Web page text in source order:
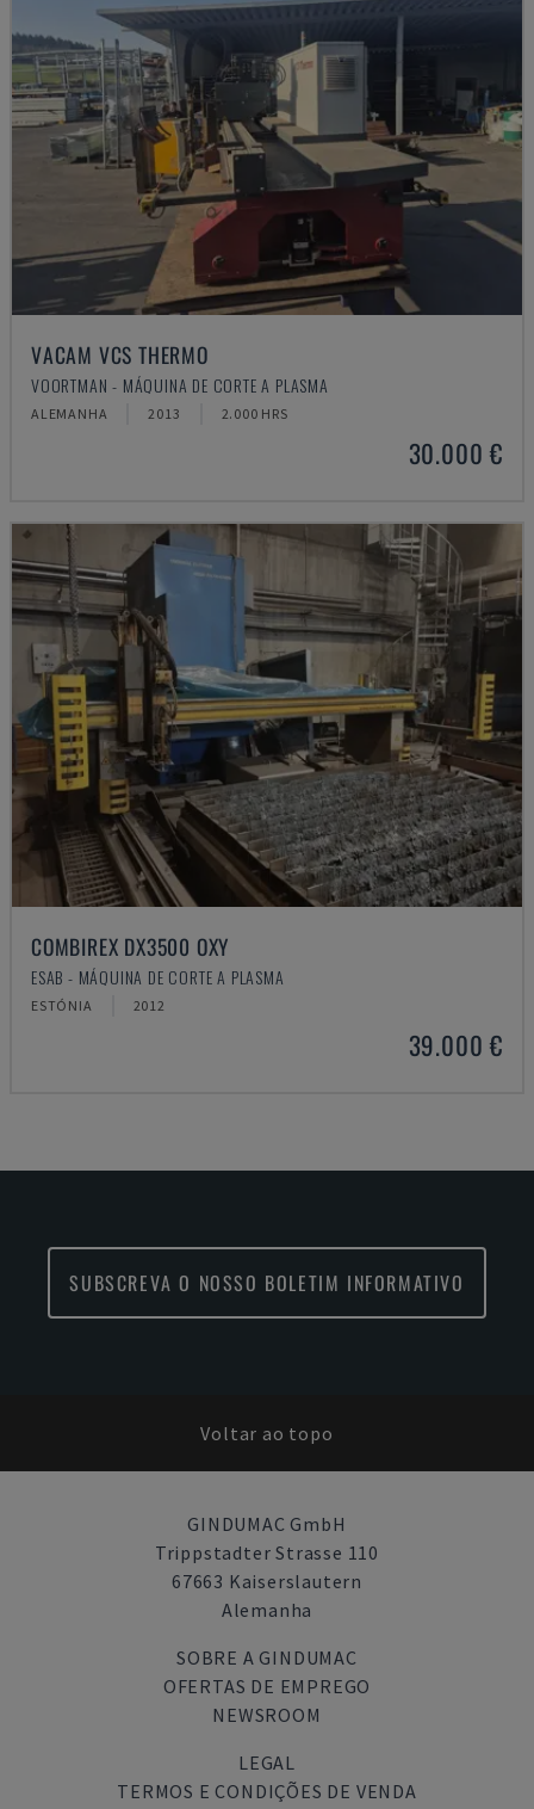
VACAM VCS THERMO
VOORTMAN - MÁQUINA DE CORTE A PLASMA
ALEMANHA 2013 2.000 HRS
30.000 €
COMBIREX DX3500 OXY
ESAB - MÁQUINA DE CORTE A PLASMA
ESTÓNIA 2012
39.000 €
SUBSCREVA O NOSSO BOLETIM INFORMATIVO
Voltar ao topo
GINDUMAC GmbH
Trippstadter Strasse 110
67663 Kaiserslautern
Alemanha
SOBRE A GINDUMAC
OFERTAS DE EMPREGO
NEWSROOM
LEGAL
TERMOS E CONDIÇÕES DE VENDA